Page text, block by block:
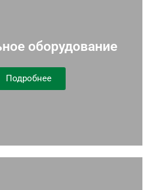
оборудование
Подробнее